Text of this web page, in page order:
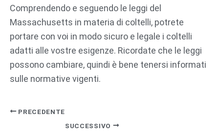
Comprendendo e seguendo le leggi del
Massachusetts in materia di coltelli, potrete
portare con voi in modo sicuro e legale i coltelli
adatti alle vostre esigenze. Ricordate che le leggi
possono cambiare, quindi è bene tenersi informati
sulle normative vigenti.
PRECEDENTE
SUCCESSIVO